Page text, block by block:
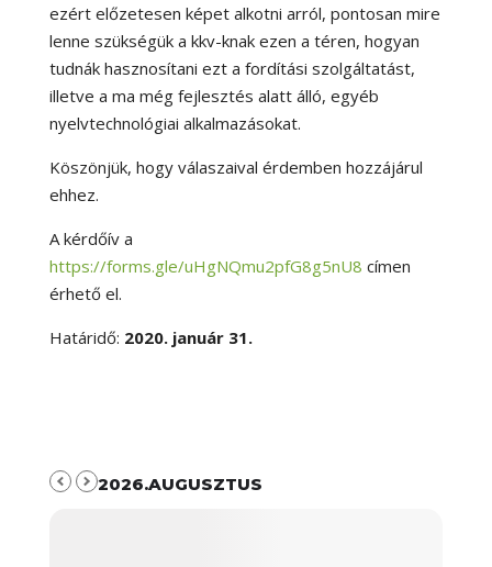
ezért előzetesen képet alkotni arról, pontosan mire
lenne szükségük a kkv-knak ezen a téren, hogyan
tudnák hasznosítani ezt a fordítási szolgáltatást,
illetve a ma még fejlesztés alatt álló, egyéb
nyelvtechnológiai alkalmazásokat.
Köszönjük, hogy válaszaival érdemben hozzájárul
ehhez.
A kérdőív a
https://forms.gle/uHgNQmu2pfG8g5nU8 címen
érhető el.
Határidő: 2020. január 31.
2026.AUGUSZTUS